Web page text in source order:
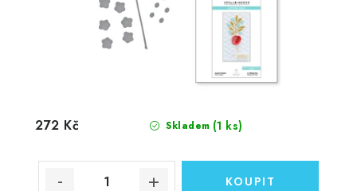
Skladem (1 ks)
272 Kč